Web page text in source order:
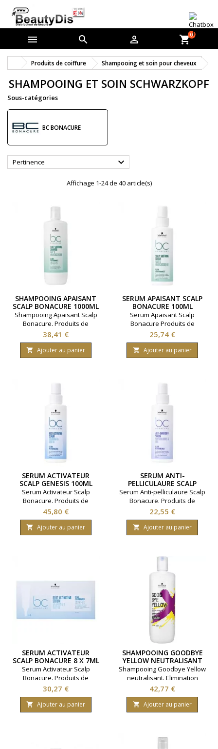
   shopping_cart0
Produits de coiffure Shampooing et soin pour cheveux
SHAMPOOING ET SOIN SCHWARZKOPF
Sous-catégories
BC BONACURE
Pertinence 
Affichage 1-24 de 40 article(s)
SHAMPOOING APAISANT
SCALP BONACURE 1000ML
Shampooing Apaisant Scalp
Bonacure. Produits de
coiffure Schwarzkopf.
Contenance: 1000ml
Prix
38,41 €
 Ajouter au panier
SERUM APAISANT SCALP
BONACURE 100ML
Serum Apaisant Scalp
Bonacure Produits de
coiffure Schwarzkopf.
Contenance: 100ml
Prix
25,74 €
 Ajouter au panier
SERUM ACTIVATEUR
SCALP GENESIS 100ML
Serum Activateur Scalp
Bonacure. Produits de
coiffure Schwarzkopf.
Contenance: 100ml
Prix
45,80 €
 Ajouter au panier
SERUM ANTI-
PELLICULAURE SCALP
BONACURE 100ML
Serum Anti-pelliculaure Scalp
Bonacure. Produits de
coiffure Schwarzkopf.
Contenance: 100ml
Prix
22,55 €
 Ajouter au panier
SERUM ACTIVATEUR
SCALP BONACURE 8 X 7ML
Serum Activateur Scalp
Bonacure. Produits de
coiffure Schwarzkopf.
Contenance: 8 x 7ml
Prix
30,27 €
 Ajouter au panier
SHAMPOOING GOODBYE
YELLOW NEUTRALISANT
1000ML
Shampooing Goodbye Yellow
neutralisant. Elimination
des reflets jaunes.Nettoyage
en douceur et
brillance.Marque Schwarzkopf.
Contenance 1000 ml.
Prix
42,77 €
 Ajouter au panier